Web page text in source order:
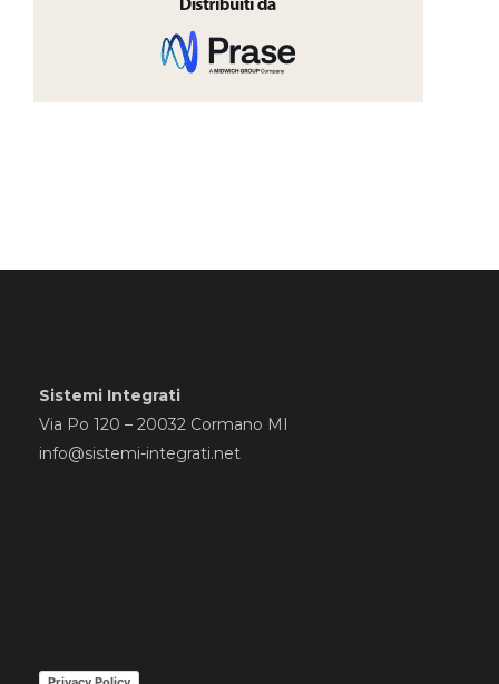
Sistemi Integrati
Via Po 120 – 20032 Cormano MI
info@sistemi-integrati.net